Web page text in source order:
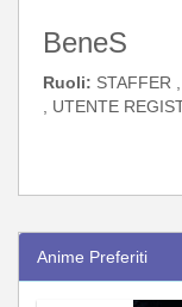
BeneS
Ruoli: STAFFER
, UTENTE
Anime Preferiti